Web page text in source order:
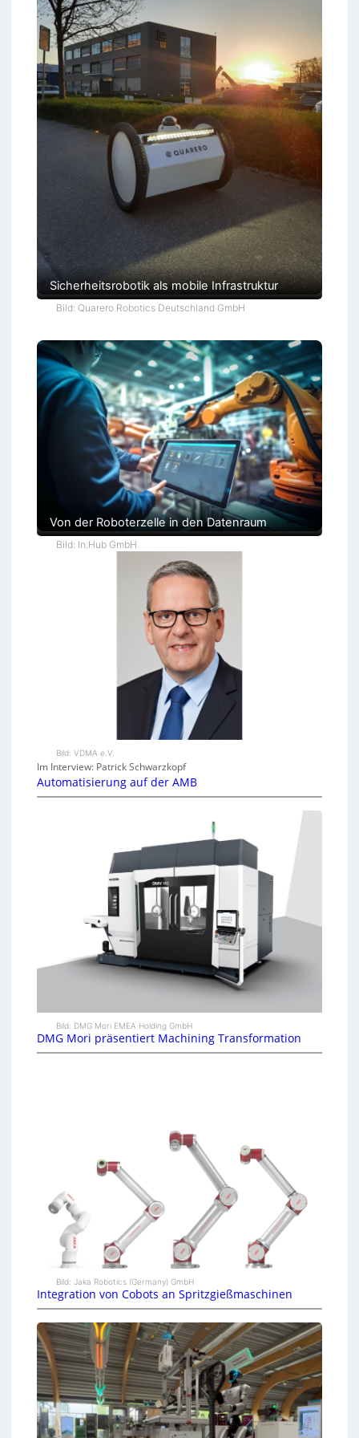
Sicherheitsrobotik als mobile Infrastruktur
Bild: Quarero Robotics Deutschland GmbH
Von der Roboterzelle in den Datenraum
Bild: In.Hub GmbH
Bild: VDMA e.V.
Im Interview: Patrick Schwarzkopf
Automatisierung auf der AMB
Bild: DMG Mori EMEA Holding GmbH
DMG Mori präsentiert Machining Transformation
Bild: Jaka Robotics (Germany) GmbH
Integration von Cobots an Spritzgießmaschinen